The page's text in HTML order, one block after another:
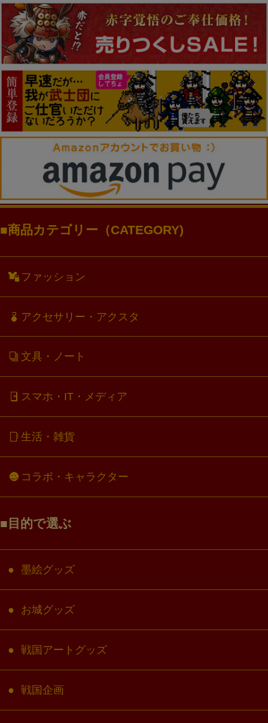
商品カテゴリー（CATEGORY)
ファッション
アクセサリー・アクスタ
文具・ノート
スマホ・IT・メディア
生活・雑貨
コラボ・キャラクター
目的で選ぶ
墨絵グッズ
お城グッズ
戦国アートグッズ
戦国企画